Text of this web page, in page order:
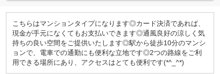
こちらはマンションタイプになります◎カード決済であれば、
現金が手元になくてもお支払いできます◎通風良好の涼しく気
持ちの良い空間をご提供いたします◎駅から徒歩10分のマンシ
ョンで、電車での通勤にも便利な立地です◎2つの路線をご利
用できる場所にあり、アクセスはとても便利です(*^_^*)